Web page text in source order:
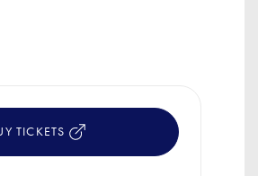
TICKETS